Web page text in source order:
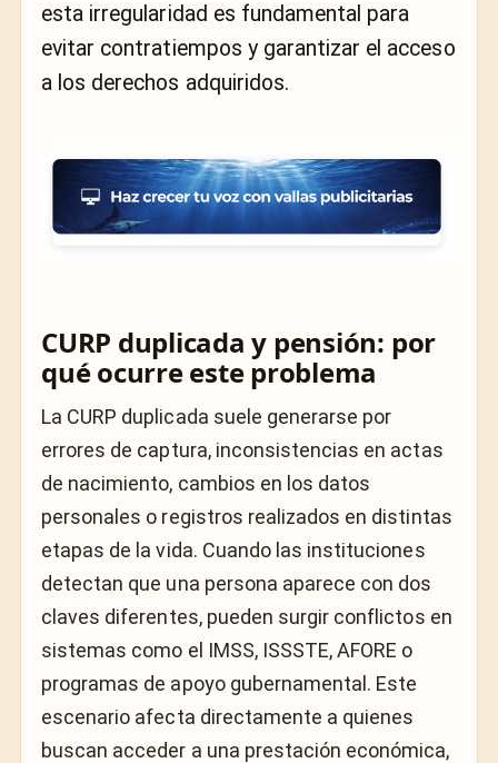
esta irregularidad es fundamental para
evitar contratiempos y garantizar el acceso
a los derechos adquiridos.
CURP duplicada y pensión: por
qué ocurre este problema
La CURP duplicada suele generarse por
errores de captura, inconsistencias en actas
de nacimiento, cambios en los datos
personales o registros realizados en distintas
etapas de la vida. Cuando las instituciones
detectan que una persona aparece con dos
claves diferentes, pueden surgir conflictos en
sistemas como el IMSS, ISSSTE, AFORE o
programas de apoyo gubernamental. Este
escenario afecta directamente a quienes
buscan acceder a una prestación económica,